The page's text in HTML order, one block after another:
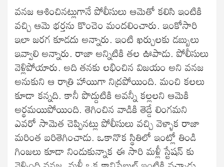
వనజ ఆశించినట్లుగానే పోలీసులు ఆమెతో కలిసి ఇంటికి
వచ్చి ఆమె భర్తను కొంచెం మందలించారు. ఇంకోసారి
ఇలా జరగ కూడదు అన్నారు. ఇంటి ఖర్చులకు డబ్బులు
ఇవ్వాలి అన్నారు. రాజా అన్నిటికి తల ఊపాడు. పోలీసులు
వెళ్లిపోయారు. అది తనకు లభించిన విజయం అని వనజ
అనుకుని ఆ రాత్రి హాయిగా నిద్రపోయింది. మంచి కలలు
కూడా కన్నది. కానీ పొద్దుటికి అవన్నీ కల్లలని ఆమెకి
అర్థమయిపోయింది. తెగించిన వాడికి తెడ్డే లింగమని
ఎవరో సామెత చెప్పినట్లు పోలీసులు వచ్చి వెళ్ళాక రాజా
మరింత బరితెగించాడు. ఒకానొక స్థితిలో ఇంట్లో తిండి
గింజలు కూడా నిండుకున్నాక ఈ సారి మళ్లీ స్టేషన్ కు